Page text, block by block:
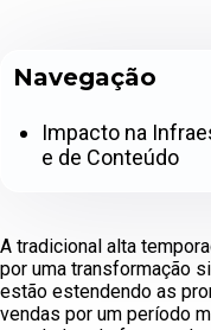
A tradicional alta
por uma transformação
estão estendendo as
vendas por um período
Navegação
Impacto na
e de Conteúdo